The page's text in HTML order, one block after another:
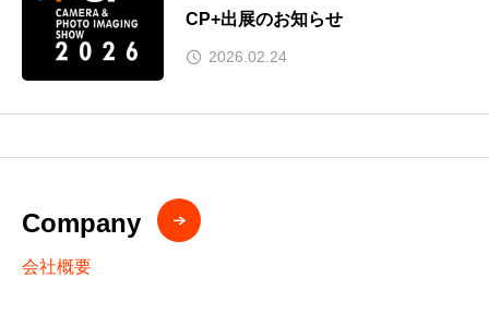
CP+出展のお知らせ
2026.02.24
Company
会社概要